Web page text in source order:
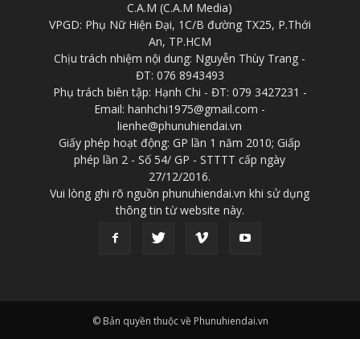
C.A.M (C.A.M Media)
VPGD: Phụ Nữ Hiện Đại, 1C/B đường TX25, P.Thới
An, TP.HCM
Chịu trách nhiệm nội dung: Nguyễn Thùy Trang -
ĐT: 076 8943493
Phụ trách biên tập: Hạnh Chi - ĐT: 079 3427231 -
Email: hanhchi1975@gmail.com -
lienhe@phunuhiendai.vn
Giấy phép hoạt động: GP lần 1 năm 2010; Giấp
phép lần 2 - Số 54/ GP - STTTT cấp ngày
27/12/2016.
Vui lòng ghi rõ nguồn phunuhiendai.vn khi sử dụng
thông tin từ website này.
© Bản quyền thuộc về Phunuhiendai.vn